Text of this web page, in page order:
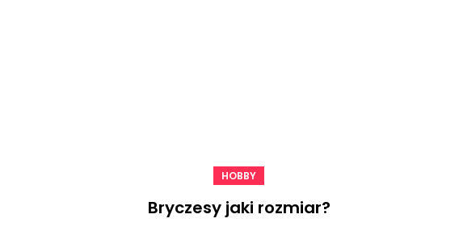
HOBBY
Bryczesy jaki rozmiar?